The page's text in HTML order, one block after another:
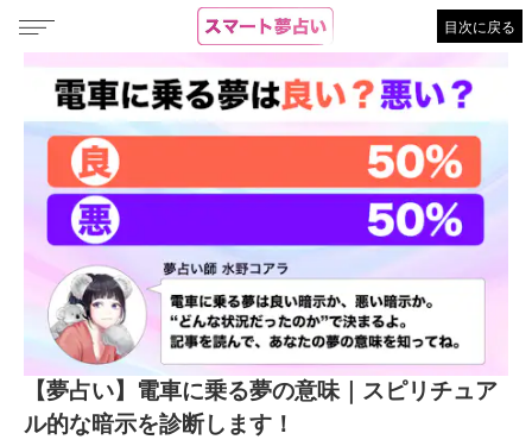
目次に戻る
【夢占い】電車に乗る夢の意味｜スピリチュア
ル的な暗示を診断します！